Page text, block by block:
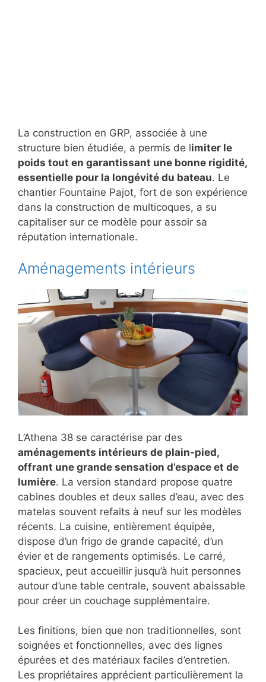
La construction en GRP, associée à une
structure bien étudiée, a permis de limiter le
poids tout en garantissant une bonne rigidité,
essentielle pour la longévité du bateau. Le
chantier Fountaine Pajot, fort de son expérience
dans la construction de multicoques, a su
capitaliser sur ce modèle pour assoir sa
réputation internationale.
Aménagements intérieurs
L’Athena 38 se caractérise par des
aménagements intérieurs de plain-pied,
offrant une grande sensation d’espace et de
lumière. La version standard propose quatre
cabines doubles et deux salles d’eau, avec des
matelas souvent refaits à neuf sur les modèles
récents. La cuisine, entièrement équipée,
dispose d’un frigo de grande capacité, d’un
évier et de rangements optimisés. Le carré,
spacieux, peut accueillir jusqu’à huit personnes
autour d’une table centrale, souvent abaissable
pour créer un couchage supplémentaire.
Les finitions, bien que non traditionnelles, sont
soignées et fonctionnelles, avec des lignes
épurées et des matériaux faciles d’entretien.
Les propriétaires apprécient particulièrement la